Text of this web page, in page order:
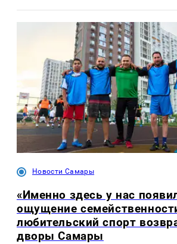
Новости Самары
«Именно здесь у нас
ощущение
любительский спорт
дворы Самары